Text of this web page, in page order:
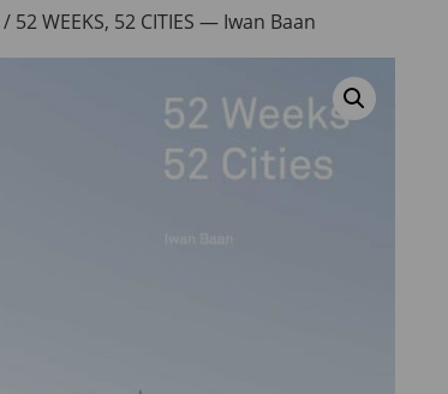
/ 52 WEEKS, 52 CITIES — Iwan Baan